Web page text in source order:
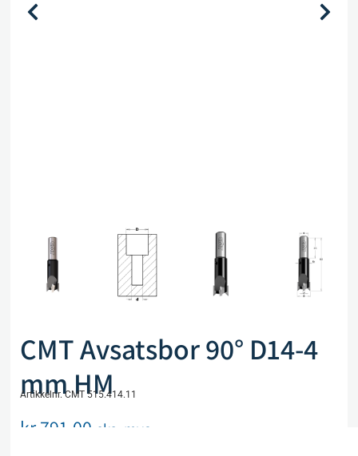
CMT Avsatsbor 90° D14-4
mm HM
Artikkelnr. CMT 515.414.11
kr791,00 eks. mva